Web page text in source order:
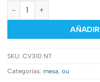
Champagnera Hielera 3,5
SKU: CV310 NT
Categorías: mesa, ou